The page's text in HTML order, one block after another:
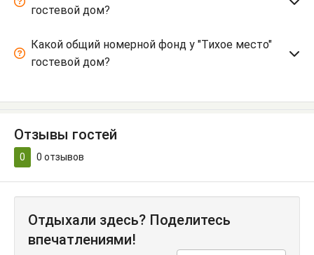
гостевой дом?
Какой общий номерной фонд у "Тихое место"
гостевой дом?
Отзывы гостей
0 0 отзывов
Отдыхали здесь? Поделитесь
впечатлениями!